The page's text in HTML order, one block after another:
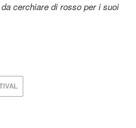
cerchiare di rosso per i suoi